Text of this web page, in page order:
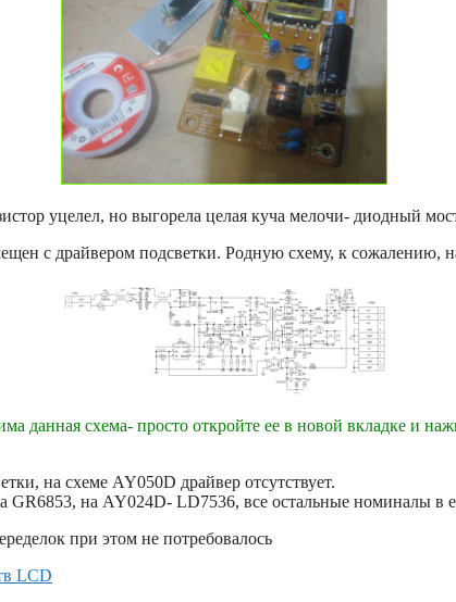
уцелел, но выгорела целая куча мелочи- диодный
с драйвером подсветки. Родную схему, к сожалению,
данная схема- просто откройте ее в новой вкладке и
на схеме AY050D драйвер отсутствует.
на AY024D- LD7536, все остальные номиналы в
при этом не потребовалось
LCD